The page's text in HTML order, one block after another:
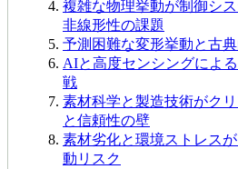
複雑な物理挙動が制御シ
非線形性の課題
予測困難な変形挙動と古
AIと高度センシングによ
戦
素材科学と製造技術がク
と信頼性の壁
素材劣化と環境ストレス
動リスク